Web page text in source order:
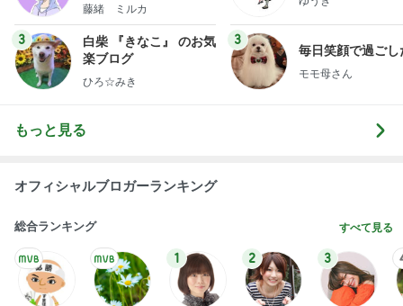
藤緒 ミルカ
3
白柴 『きなこ』 のお気
楽ブログ
ひろ☆みき
3
毎日笑顔で過ごし
モモ母さん
もっと見る
オフィシャルブロガーランキング
総合ランキング すべて見る
1 2 3